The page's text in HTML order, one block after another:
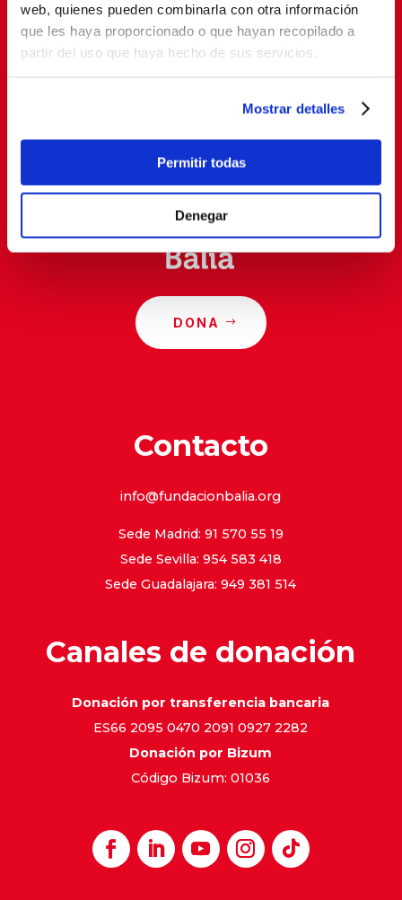
web, quienes pueden combinarla con otra información
que les haya proporcionado o que hayan recopilado a
partir del uso que haya hecho de sus servicios.
Mostrar detalles
Permitir todas
Denegar
DONA
Contacto
info@fundacionbalia.org
Sede Madrid: 91 570 55 19
Sede Sevilla: 954 583 418
Sede Guadalajara: 949 381 514
Canales de donación
Donación por transferencia bancaria
ES66 2095 0470 2091 0927 2282
Donación por Bizum
Código Bizum: 01036